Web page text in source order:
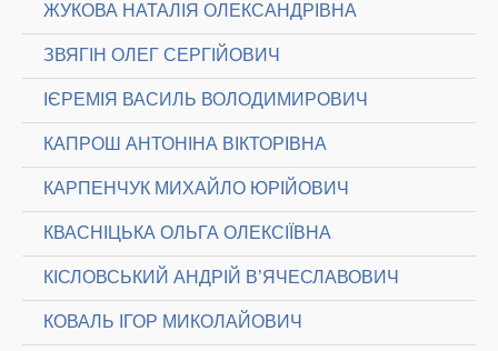
ЖУКОВА НАТАЛІЯ ОЛЕКСАНДРІВНА
ЗВЯГІН ОЛЕГ СЕРГІЙОВИЧ
ІЄРЕМІЯ ВАСИЛЬ ВОЛОДИМИРОВИЧ
КАПРОШ АНТОНІНА ВІКТОРІВНА
КАРПЕНЧУК МИХАЙЛО ЮРІЙОВИЧ
КВАСНІЦЬКА ОЛЬГА ОЛЕКСІЇВНА
КІСЛОВСЬКИЙ АНДРІЙ В’ЯЧЕСЛАВОВИЧ
КОВАЛЬ ІГОР МИКОЛАЙОВИЧ